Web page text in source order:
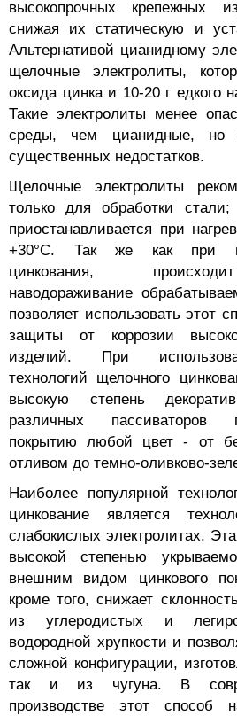
высокопрочных крепежных
снижая их статическую и
Альтернативой цианидному
щелочные электролиты,
оксида цинка и 10-20 г едкого
Такие электролиты менее
среды, чем цианидные,
существенных недостатков.
Щелочные электролиты
только для обработки стали;
приостанавливается при
+30°С. Так же как при
цинкования,
наводораживание
позволяет использовать этот
защиты от коррозии
изделий. При
технологий щелочного
высокую степень
различных пассиваторов
покрытию любой цвет - от
отливом до темно-оливково-
Наиболее популярной
цинкование является
слабокислых электролитах.
высокой степенью
внешним видом цинкового
кроме того, снижает
из углеродистых и
водородной хрупкости и
сложной конфигурации,
так и из чугуна. В
производстве этот способ